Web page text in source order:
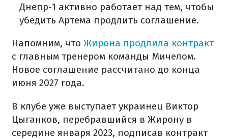
Днепр-1 активно работает над тем, чтобы
убедить Артема продлить соглашение.
Напомним, что Жирона продлила контракт
с главным тренером команды Мичелом.
Новое соглашение рассчитано до конца
июня 2027 года.
В клубе уже выступает украинец Виктор
Цыганков, перебравшийся в Жирону в
середине января 2023, подписав контракт